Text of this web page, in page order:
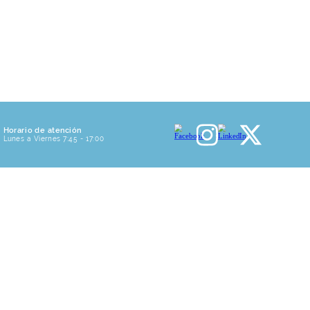
Horario de atención
Lunes a Viernes 7:45 - 17:00